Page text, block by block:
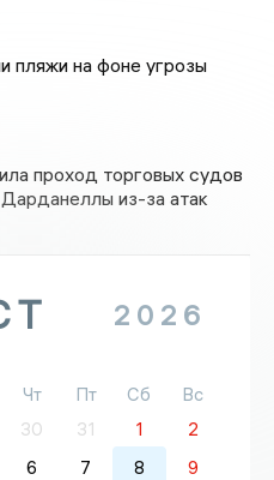
пляжи на фоне угрозы
проход торговых судов
из-за атак
2026
Чт Пт Сб
Вс
30 31 1
2
6 7 8
9